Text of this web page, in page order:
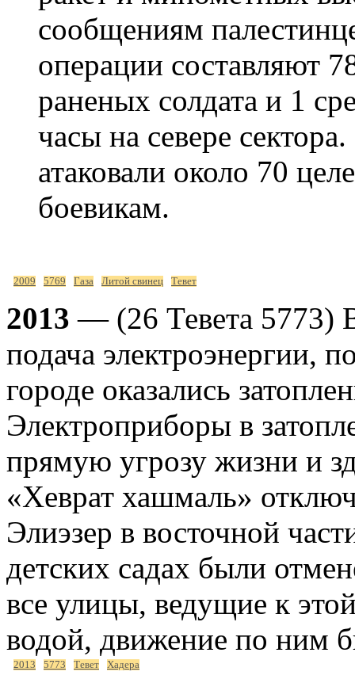
сообщениям
операции составляют
раненых солдата и 1
часы на севере
атаковали около 70
боевикам.
2009 5769 Газа Литой свинец Тевет
2013 — (26 Тевета 5773)
подача электроэнергии,
городе оказались
Электроприборы в
прямую угрозу жизни и
«Хеврат хашмаль»
Элиэзер в восточной
детских садах были
все улицы, ведущие к
водой, движение по ним
2013 5773 Тевет Хадера